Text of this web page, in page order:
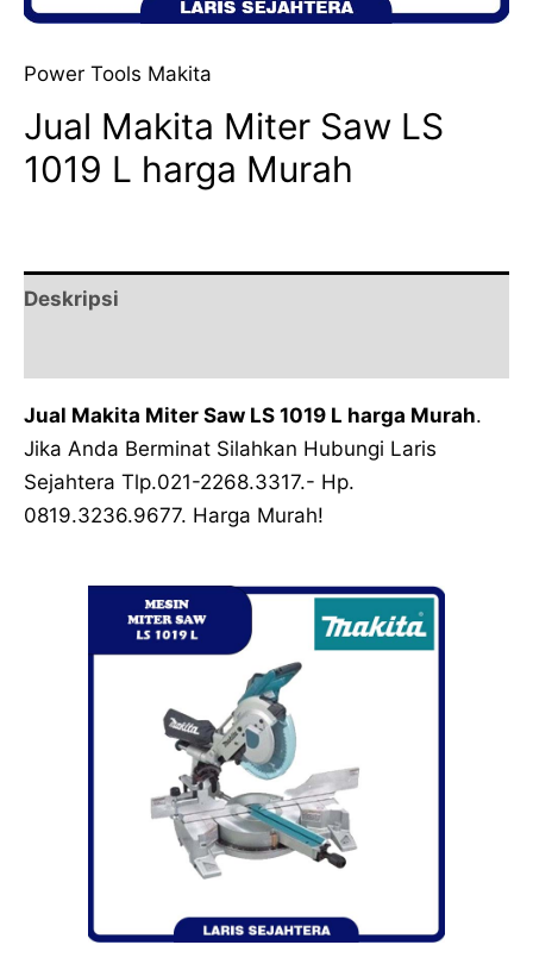
Power Tools Makita
Jual Makita Miter Saw LS
1019 L harga Murah
Deskripsi
Jual Makita Miter Saw LS 1019 L harga Murah.
Jika Anda Berminat Silahkan Hubungi Laris
Sejahtera Tlp.021-2268.3317.- Hp.
0819.3236.9677. Harga Murah!